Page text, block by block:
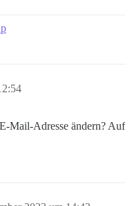
Mail-Adresse ändern? Auf